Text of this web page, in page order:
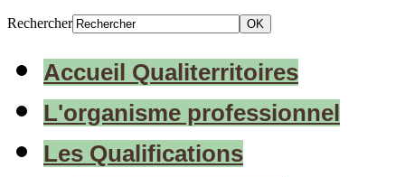
Rechercher
Accueil Qualiterritoires
L'organisme professionnel
Les Qualifications